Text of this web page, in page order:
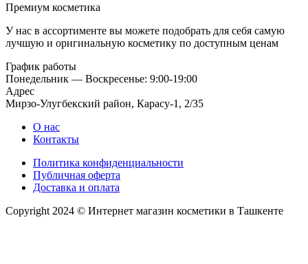
Премиум косметика
У нас в ассортименте вы можете подобрать для себя самую
лучшую и оригинальную косметику по доступным ценам
График работы
Понедельник — Воскресенье: 9:00-19:00
Адрес
Мирзо-Улугбекский район, Карасу-1, 2/35
О нас
Контакты
Политика конфиденциальности
Публичная оферта
Доставка и оплата
Copyright 2024 © Интернет магазин косметики в Ташкенте